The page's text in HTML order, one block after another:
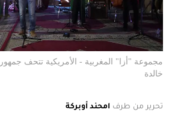
مجموعة "أزا" المغربية - الأمريكية تتحف جمهور
خالدة
تحرير من طرف امحند أوبركة